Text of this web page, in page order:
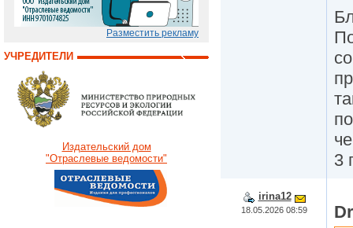
Разместить рекламу
УЧРЕДИТЕЛИ
Издательский дом
"Отраслевые ведомости"
3
irina12
18.05.2026 08:59